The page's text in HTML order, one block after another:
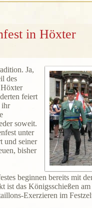
in Höxter
Ja,
des
feiert
ihr
soweit.
unter
und seiner
bisher
beginnen bereits mit
ist das Königsschießen
Exerzieren im